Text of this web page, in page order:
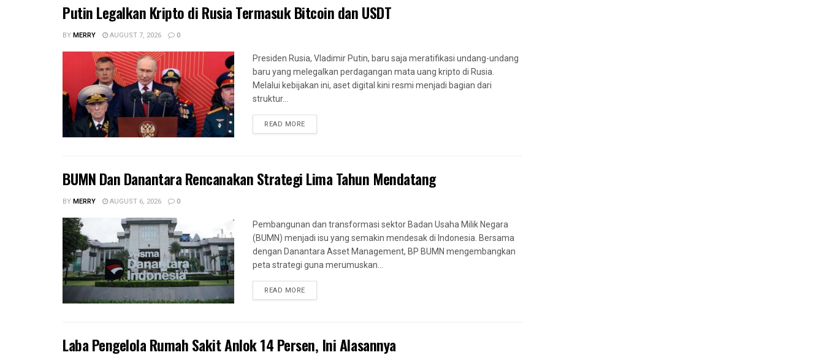
Putin Legalkan Kripto di Rusia Termasuk Bitcoin dan USDT
BYMERRY AUGUST 7, 2026 0
Presiden Rusia, Vladimir Putin, baru saja meratifikasi undang-undang
baru yang melegalkan perdagangan mata uang kripto di Rusia.
Melalui kebijakan ini, aset digital kini resmi menjadi bagian dari
struktur...
READ MORE
BUMN Dan Danantara Rencanakan Strategi Lima Tahun Mendatang
BYMERRY AUGUST 6, 2026 0
Pembangunan dan transformasi sektor Badan Usaha Milik Negara
(BUMN) menjadi isu yang semakin mendesak di Indonesia. Bersama
dengan Danantara Asset Management, BP BUMN mengembangkan
peta strategi guna merumuskan...
READ MORE
Laba Pengelola Rumah Sakit Anlok 14 Persen, Ini Alasannya